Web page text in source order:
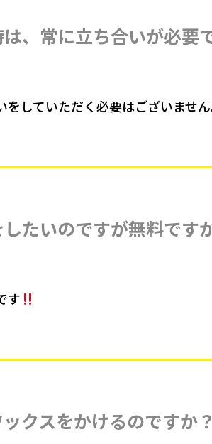
、常に立ち合いが必要
していただく必要はございませ
たいのですが無料です
す
クスをかけるのですか？